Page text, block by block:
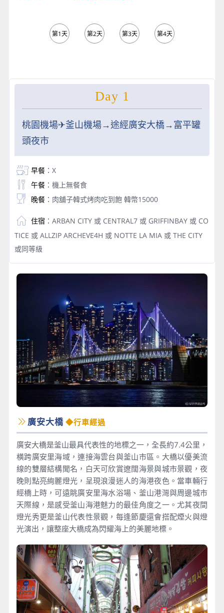
第1天 第2天 第3天 第4天
Day 1
桃園機場✈︎釜山機場→途經廣安大橋→富平罐
頭夜市
早餐：X
午餐：機上無餐食
晚餐：肉舖子韓式烤肉吃到飽 韓幣15000
住宿 ：ARBAN CITY 或 CENTRAL7 或 GRIFFINBAY 或 CO
TICE 或 ALLZIP ARCHEVE4H 或 NOTTE LA MIA 或 THE CITY
或同等級
廣安大橋 ◆行車經過
廣安大橋是釜山最具代表性的地標之一，全長約7.4公里，
橫跨廣安里海域，連接海雲台與釜山市區。大橋以優美流
線的雙層結構聞名，白天可欣賞遼闊海景與城市景觀，夜
晚則點亮絢麗燈光，呈現浪漫迷人的海港夜色。當車輛行
經橋上時，可遠眺廣安里海水浴場、釜山港灣與周邊城市
天際線，是感受釜山海港魅力的最佳角度之一。尤其夜間
燈光秀更是釜山代表性景觀，每逢節慶還會搭配煙火與燈
光演出，讓整座大橋成為閃耀海上的美麗地標。